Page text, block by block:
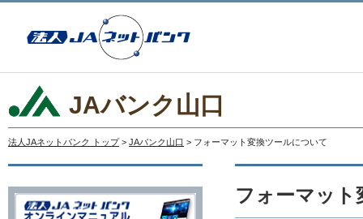
JAバンク山口
法人JAネットバンク トップ > JAバンク山口 > フォーマット変換ツールについて
フォーマット